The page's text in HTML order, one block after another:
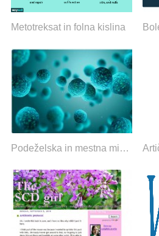
Metotreksat in folna kislina
Podeželska in mestna mikrobiota se od mladosti razlikujeta,